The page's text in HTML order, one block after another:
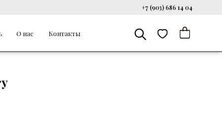
О нас Контакты
+7 (903) 686 14 04